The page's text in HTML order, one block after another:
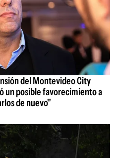
del Montevideo City
un posible favorecimiento a
de nuevo"